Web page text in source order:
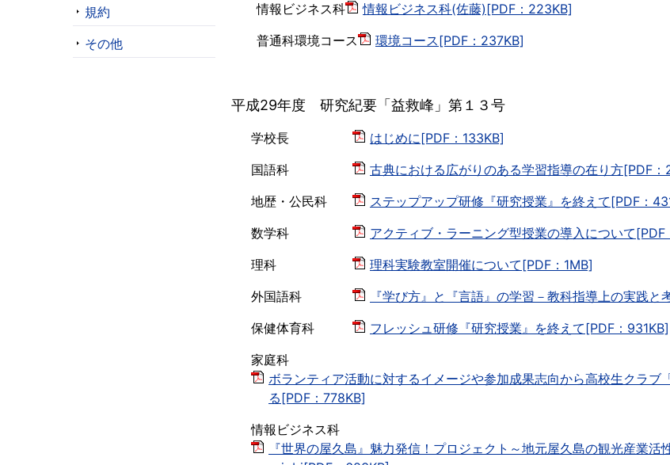
情報ビジネス科
情報ビジネス科(佐藤)[PDF：223KB]
普通科環境コース
環境コース[PDF：237KB]
平成29年度 研究紀要「益救峰」第１３号
学校長
はじめに[PDF：133KB]
国語科
古典における広がりのある学習指導の在り方[PDF：
地歴・公民科
ステップアップ研修『研究授業』を終えて[PDF：
数学科
アクティブ・ラーニング型授業の導入について[PDF
理科
理科実験教室開催について[PDF：1MB]
外国語科
『学び方』と『言語』の学習－教科指導上の実践と
保健体育科
フレッシュ研修『研究授業』を終えて[PDF：931KB]
家庭科
ボランティア活動に対するイメージや参加成果志向から高校生クラブ
る[PDF：778KB]
情報ビジネス科
『世界の屋久島』魅力発信！プロジェクト～地元屋久島の観光産業活
規約
その他